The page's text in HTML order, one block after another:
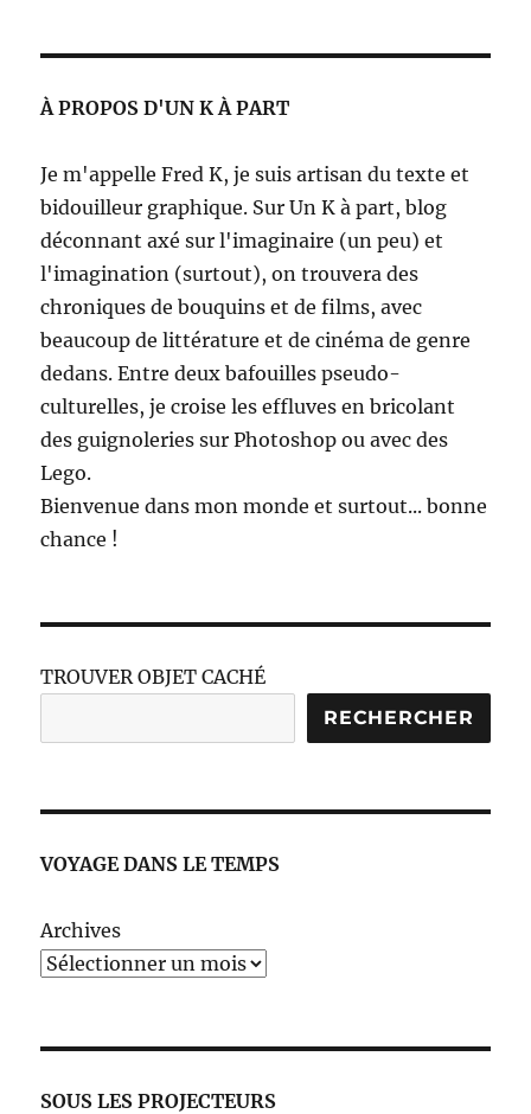
publications
CÉD ANT
À PROPOS D'UN K À PART
Je m'appelle Fred K, je suis artisan du texte et
bidouilleur graphique. Sur Un K à part, blog
déconnant axé sur l'imaginaire (un peu) et
l'imagination (surtout), on trouvera des
chroniques de bouquins et de films, avec
beaucoup de littérature et de cinéma de genre
dedans. Entre deux bafouilles pseudo-
culturelles, je croise les effluves en bricolant
des guignoleries sur Photoshop ou avec des
Lego.
Bienvenue dans mon monde et surtout... bonne
chance !
TROUVER OBJET CACHÉ
RECHERCHER
VOYAGE DANS LE TEMPS
Archives
SOUS LES PROJECTEURS